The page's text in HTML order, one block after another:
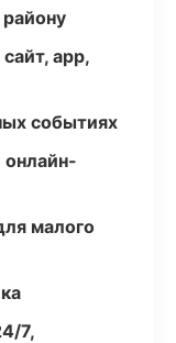
app,
событиях
малого
7,